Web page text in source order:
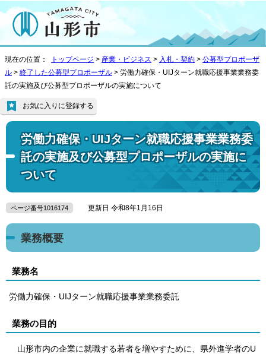
現在の位置： トップページ > 産業・ビジネス > 入札・契約 > 公募型プロポーザ
ル > 終了した公募型プロポーザル > 労働力確保・UIJターン就職応援事業業務委
託の実施及び公募型プロポーザルの実施について
労働力確保・UIJターン就職応援事業業務委
託の実施及び公募型プロポーザルの実施に
ついて
お気に入りに登録する
ページ番号1016174 更新日 令和8年1月16日
業務概要
業務名
労働力確保・UIJターン就職応援事業業務委託
業務の目的
山形市内の企業に就職する若者を増やすために、県外進学者のU